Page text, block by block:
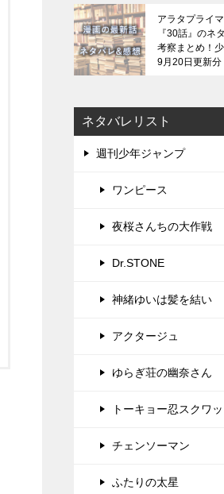
アラタプライ
『30話』のネ
考察まとめ！
9月20日更新分
ネタバレリスト
週刊少年ジャンプ
ワンピース
夜桜さんちの大作戦
Dr.STONE
神緒ゆいは髪を結い
アクタージュ
ゆらぎ荘の幽奈さん
トーキョー忍スクワ
チェンソーマン
ふたりの太星